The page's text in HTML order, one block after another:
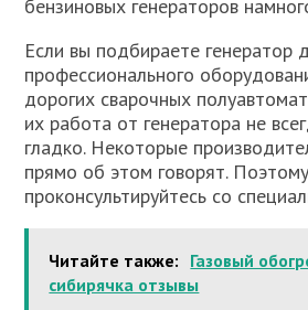
бензиновых генераторов
Если вы подбираете генератор
профессионального
дорогих сварочных
их работа от генератора не
гладко. Некоторые
прямо об этом говорят.
проконсультируйтесь со
Читайте также: Газовый
сибирячка отзывы